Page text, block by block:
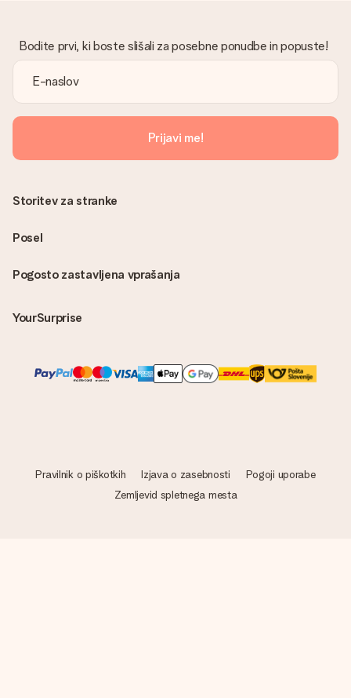
Bodite prvi, ki boste slišali za posebne ponudbe in popuste!
Prijavi me!
Pogosto zastavljena vprašanja
YourSurprise
Storitev za stranke
Posel
Pravilnik o piškotkih Izjava o zasebnosti
Pogoji uporabe
Zemljevid spletnega mesta